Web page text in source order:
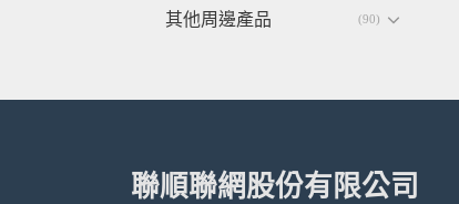
其他周邊產品 (90)
聯順聯網股份有限公司